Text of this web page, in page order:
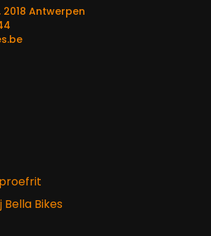
Antwerpen
Bella Bikes